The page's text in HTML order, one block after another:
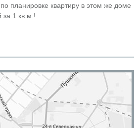
планировке квартиру в этом же доме
за 1 кв.м.!